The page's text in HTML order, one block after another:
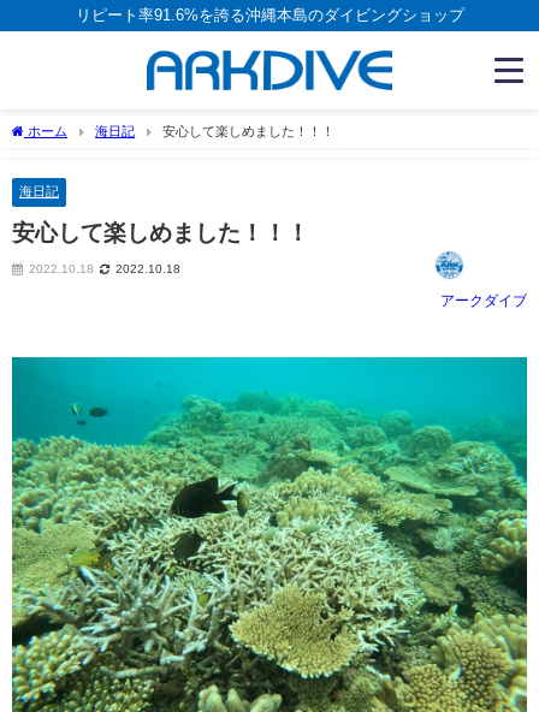
リピート率91.6%を誇る沖縄本島のダイビングショップ
ホーム 海日記 安心して楽しめました！！！
海日記
安心して楽しめました！！！
2022.10.18 2022.10.18
アークダイブ